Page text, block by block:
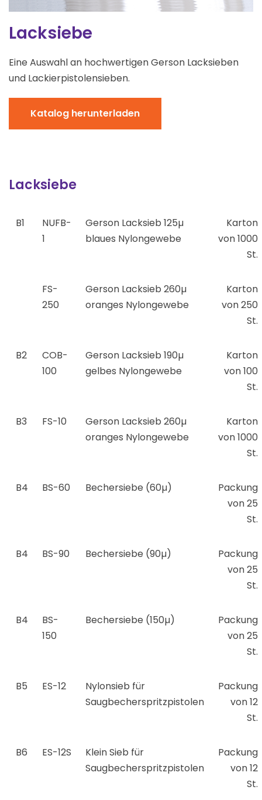
Lacksiebe
Eine Auswahl an hochwertigen Gerson Lacksieben
und Lackierpistolensieben.
Katalog herunterladen
Lacksiebe
B1
NUFB-
1
Gerson Lacksieb 125µ
blaues Nylongewebe
Karton
von 1000
St.
FS-
250
Gerson Lacksieb 260µ
oranges Nylongewebe
Karton
von 250
St.
B2
COB-
100
Gerson Lacksieb 190µ
gelbes Nylongewebe
Karton
von 100
St.
B3 FS-10
Gerson Lacksieb 260µ
oranges Nylongewebe
Karton
von 1000
St.
B4 BS-60 Bechersiebe (60µ)
Packung
von 25
St.
B4 BS-90 Bechersiebe (90µ)
Packung
von 25
St.
B4
BS-
150
Bechersiebe (150µ)
Packung
von 25
St.
B5 ES-12
Nylonsieb für
Saugbecherspritzpistolen
Packung
von 12
St.
B6 ES-12S
Klein Sieb für
Saugbecherspritzpistolen
Packung
von 12
St.